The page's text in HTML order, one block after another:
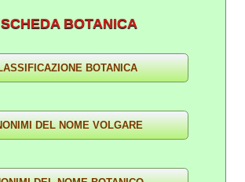
SCHEDA BOTANICA